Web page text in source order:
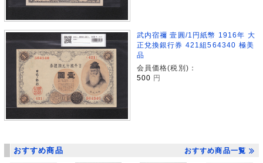
武内宿禰 壹圓/1円紙幣 1916年 大
正兌換銀行券 421組564340 極美
品
会員価格(税別)：
500 円
おすすめ商品 おすすめ商品一覧